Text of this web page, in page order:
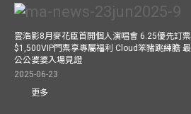
雲浩影8月麥花臣首開個人演唱會 6.25優先訂票
$1,500VIP門票享專屬福利 Cloud笨豬跳練膽
公公婆婆入場見證
2025-06-23
更多